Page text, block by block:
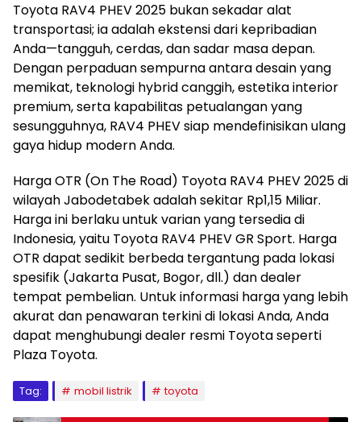
Toyota RAV4 PHEV 2025 bukan sekadar alat
transportasi; ia adalah ekstensi dari kepribadian
Anda—tangguh, cerdas, dan sadar masa depan.
Dengan perpaduan sempurna antara desain yang
memikat, teknologi hybrid canggih, estetika interior
premium, serta kapabilitas petualangan yang
sesungguhnya, RAV4 PHEV siap mendefinisikan ulang
gaya hidup modern Anda.
Harga OTR (On The Road) Toyota RAV4 PHEV 2025 di
wilayah Jabodetabek adalah sekitar Rp1,15 Miliar.
Harga ini berlaku untuk varian yang tersedia di
Indonesia, yaitu Toyota RAV4 PHEV GR Sport. Harga
OTR dapat sedikit berbeda tergantung pada lokasi
spesifik (Jakarta Pusat, Bogor, dll.) dan dealer
tempat pembelian. Untuk informasi harga yang lebih
akurat dan penawaran terkini di lokasi Anda, Anda
dapat menghubungi dealer resmi Toyota seperti
Plaza Toyota.
Tag: mobil listrik toyota